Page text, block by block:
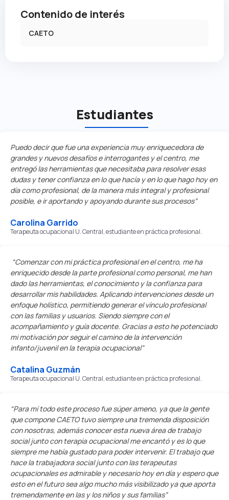
Contenido de interés
CAETO
Estudiantes
Puedo decir que fue una experiencia muy enriquecedora de
grandes y nuevos desafíos e interrogantes y el centro, me
entregó las herramientas que necesitaba para resolver esas
dudas y tener confianza en lo que hacía y en lo que hago hoy en
día como profesional, de la manera más integral y profesional
posible, e ir aportando y apoyando durante sus procesos”
Carolina Garrido
Terapeuta ocupacional U. Central, estudiante en práctica profesional.
“Comenzar con mi práctica profesional en el centro, me ha
enriquecido desde la parte profesional como personal, me han
dado las herramientas, el conocimiento y la confianza para
desarrollar mis habilidades. Aplicando intervenciones desde un
enfoque holístico, permitiendo generar el vínculo profesional
con las familias y usuarios. Siendo siempre con el
acompañamiento y guía docente. Gracias a esto he potenciado
mi motivación por seguir el camino de la intervención
infanto/juvenil en la terapia ocupacional”
Catalina Guzmán
Terapeuta ocupacional U. Central, estudiante en práctica profesional.
“Para mí todo este proceso fue súper ameno, ya que la gente
que compone CAETO tuvo siempre una tremenda disposición
con nosotras, además conocer esta nueva área de trabajo
social junto con terapia ocupacional me encantó y es lo que
siempre me había gustado para poder intervenir. El trabajo que
hace la trabajadora social junto con las terapeutas
ocupacionales es admirable y necesario hoy en día y espero que
esto en el futuro sea algo mucho más visibilizado ya que aporta
tremendamente en las y los niños y sus familias”